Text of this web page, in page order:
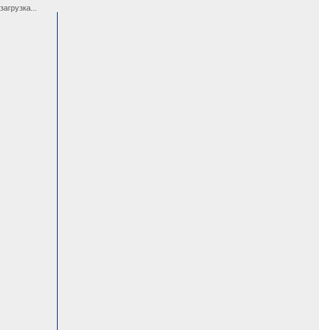
загрузка...